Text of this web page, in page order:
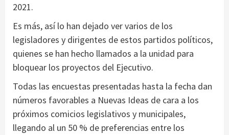
2021.
Es más, así lo han dejado ver varios de los
legisladores y dirigentes de estos partidos políticos,
quienes se han hecho llamados a la unidad para
bloquear los proyectos del Ejecutivo.
Todas las encuestas presentadas hasta la fecha dan
números favorables a Nuevas Ideas de cara a los
próximos comicios legislativos y municipales,
llegando al un 50 % de preferencias entre los